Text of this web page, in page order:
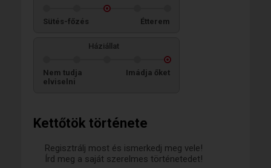
Kettőtök története
Regisztrálj most és ismerkedj meg vele!
Írd meg a saját szerelmes történetedet!
Sütés-főzés Étterem
Háziállat
Nem tudja
elviselni
Imádja őket